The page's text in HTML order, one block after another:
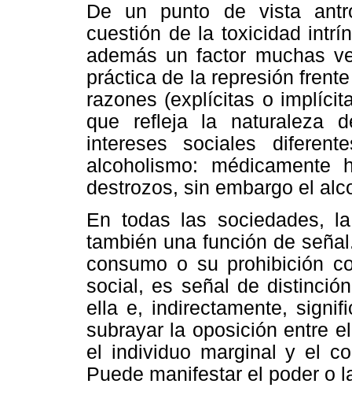
De un punto de vista
cuestión de la toxicidad
además un factor muchas
práctica de la represión
razones (explícitas o
que refleja la naturaleza
intereses sociales
alcoholismo: médicamente
destrozos, sin embargo el
En todas las sociedades,
también una función de
consumo o su prohibición
social, es señal de
ella e, indirectamente,
subrayar la oposición entre
el individuo marginal y el
Puede manifestar el poder o